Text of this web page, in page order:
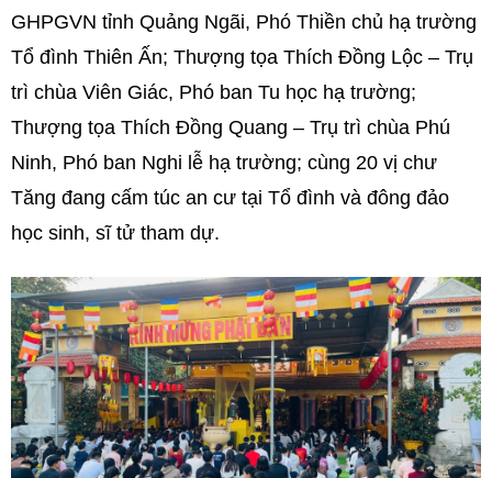
GHPGVN tỉnh Quảng Ngãi, Phó Thiền chủ hạ trường
Tổ đình Thiên Ấn; Thượng tọa Thích Đồng Lộc – Trụ
trì chùa Viên Giác, Phó ban Tu học hạ trường;
Thượng tọa Thích Đồng Quang – Trụ trì chùa Phú
Ninh, Phó ban Nghi lễ hạ trường; cùng 20 vị chư
Tăng đang cấm túc an cư tại Tổ đình và đông đảo
học sinh, sĩ tử tham dự.